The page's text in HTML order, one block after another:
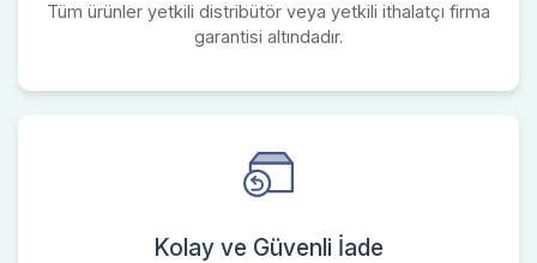
Tüm ürünler yetkili distribütör veya yetkili ithalatçı firma
garantisi altındadır.
Kolay ve Güvenli İade